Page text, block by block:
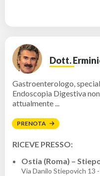
Dott.
Gastroenterologo,
Endoscopia Digestiva
attualmente ...
PRENOTA
RICEVE PRESSO:
Ostia (Roma) –
Via Danilo Stiepovich 13